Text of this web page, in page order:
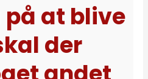
at blive
der